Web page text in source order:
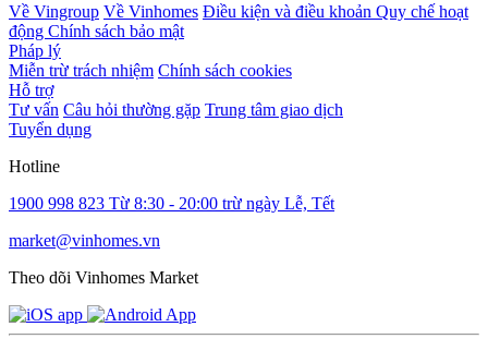
Về Vingroup Về Vinhomes Điều kiện và điều khoản Quy chế hoạt
động Chính sách bảo mật
Pháp lý
Miễn trừ trách nhiệm Chính sách cookies
Hỗ trợ
Tư vấn Câu hỏi thường gặp Trung tâm giao dịch
Tuyển dụng
Hotline
1900 998 823 Từ 8:30 - 20:00 trừ ngày Lễ, Tết
market@vinhomes.vn
Theo dõi Vinhomes Market